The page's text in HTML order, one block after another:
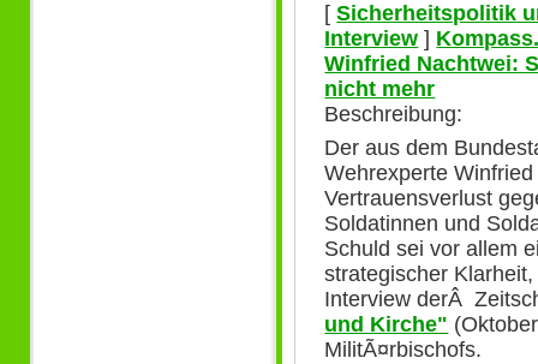
[Sicherheitspolitik
Interview ]
Winfried Nachtwei:
nicht mehr
Beschreibung:
Der aus dem
Wehrexperte
Vertrauensverlust
Soldatinnen und
Schuld sei vor allem
strategischer
Interview derÂ
und Kirche"
MilitÃ¤rbischofs.